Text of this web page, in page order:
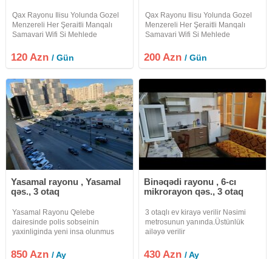
Qax Rayonu Ilisu Yolunda Gozel
Menzereli Her Şeraitli Manqalı
Samavari Wifi Si Mehlede
Villa Kiraye Verilir Etrafli Melumat
Üçün Zeng Edin Xos Istirahetler
120 Azn/ Gün
Qax Rayonu Ilisu Yolunda Gozel
Menzereli Her Şeraitli Manqalı
Samavari Wifi Si Mehlede
Villa Kiraye Verilir Etrafli Melumat
Üçün Zeng Edin Xos Istirahetler
200 Azn/ Gün
Yasamal rayonu , Yasamal
qəs., 3 otaq
Yasamal Rayonu Qelebe
dairesinde polis sobseinin
yaxinliginda yeni insa olunmus
sahesi 135 kv olan qanuni 3 otaqli
850 Azn/ Ay
Binəqədi rayonu , 6-cı
mikrorayon qəs., 3 otaq
3 otaqlı ev kirayə verilir Nəsimi
metrosunun yanında.Üstünlük
ailəyə verilir
430 Azn/ Ay